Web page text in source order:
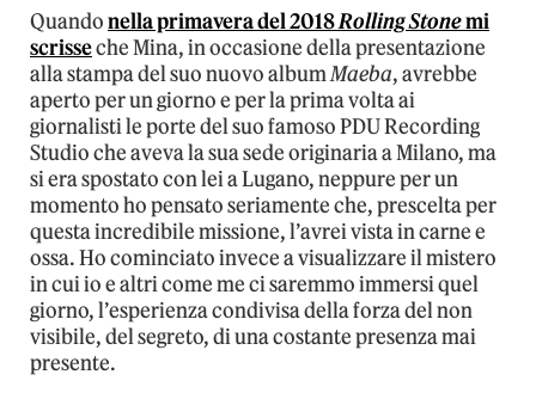
Quandonella primavera del 2018Rolling Stonemi
scrisseche Mina, in occasione della presentazione
alla stampa del suo nuovo albumMaeba, avrebbe
aperto per un giorno e per la prima volta ai
giornalisti le porte del suo famoso PDU Recording
Studio che aveva la sua sede originaria a Milano, ma
si era spostato con lei a Lugano, neppure per un
momento ho pensato seriamente che, prescelta per
questa incredibile missione, l’avrei vista in carne e
ossa. Ho cominciato invece a visualizzare il mistero
in cui io e altri come me ci saremmo immersi quel
giorno, l’esperienza condivisa della forza del non
visibile, del segreto, di una costante presenza mai
presente.